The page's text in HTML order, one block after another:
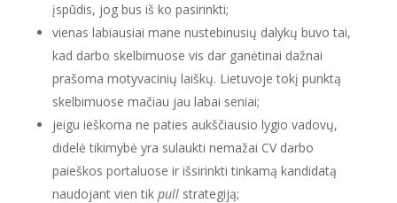
įspūdis, jog bus iš ko pasirinkti;
vienas labiausiai mane nustebinusių dalykų buvo tai,
kad darbo skelbimuose vis dar ganėtinai dažnai
prašoma motyvacinių laiškų. Lietuvoje tokį punktą
skelbimuose mačiau jau labai seniai;
jeigu ieškoma ne paties aukščiausio lygio vadovų,
didelė tikimybė yra sulaukti nemažai CV darbo
paieškos portaluose ir išsirinkti tinkamą kandidatą
naudojant vien tik pullstrategiją;